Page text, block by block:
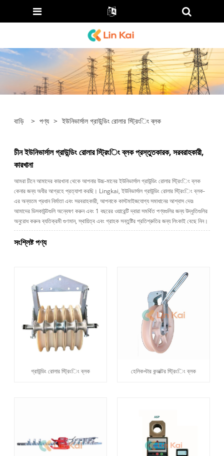
বাড়ি > পণ্য > ইউনিভার্সাল গ্রাউন্ডিং রোলার স্ট্রিংিং ব্লক
চীন ইউনিভার্সাল গ্রাউন্ডিং রোলার স্ট্রিংিং ব্লক প্রস্তুতকারক, সরবরাহকারী,
কারখানা
আমরা চীনে আমাদের কারখানা থেকে আপনার উচ্চ-মানের ইউনিভার্সাল গ্রাউন্ডিং রোলার স্ট্রিংিং ব্লক
কেনার জন্য অধীর আগ্রহে প্রত্যাশা করছি। Lingkai, ইউনিভার্সাল গ্রাউন্ডিং রোলার স্ট্রিংিং ব্লক-
এর অন্যতম প্রধান নির্মাতা এবং সরবরাহকারী, আপনাকে কাস্টমাইজযোগ্য সমাধানের আশ্বাস দেয়৷
আমাদের ডিসকাউন্টগুলি অন্বেষণ করুন এবং 1 বছরের ওয়ারেন্টি দ্বারা সমর্থিত পণ্যগুলির জন্য উদ্ধৃতিগুলির
অনুরোধ করুন৷ ব্যতিক্রমী গুণমান, স্থায়িত্ব এবং গ্রাহক সন্তুষ্টির প্রতিশ্রুতির জন্য লিংকাই বেছে নিন।
সংশ্লিষ্ট পণ্য
গ্রাউন্ডিং রোলার স্ট্রিংিং ব্লক হেলিকপ্টার কন্ডাক্টর স্ট্রিংিং ব্লক